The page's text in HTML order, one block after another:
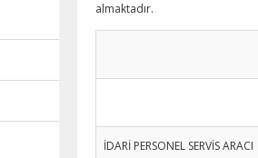
almaktadır.
İDARİ PERSONEL SERVİS ARACI